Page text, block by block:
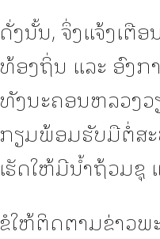
ດັ່ງນັ້ນ, ຈຶ່ງແຈ້ງເຕື
ທ້ອງຖິ່ນ ແລະ ອົງ
ທັງນະຄອນຫລວງວ
ກຽມພ້ອມຮັບມືຕໍ່
ເຮັດໃຫ້ມີນ້ຳຖ້ວມຊຸ
ຂໍໃຫ້ຕິດຕາມຂ່າວ